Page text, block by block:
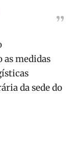
as medidas
da sede do